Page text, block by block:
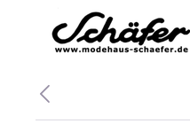
Zum Hauptinhalt
Zur Hauptnavigation